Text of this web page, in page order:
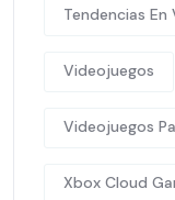
Tendencias
Videojuegos
Videojuegos
Xbox Cloud